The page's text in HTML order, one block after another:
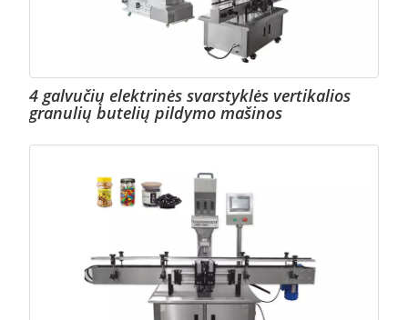
4 galvučių elektrinės svarstyklės vertikalios
granulių butelių pildymo mašinos